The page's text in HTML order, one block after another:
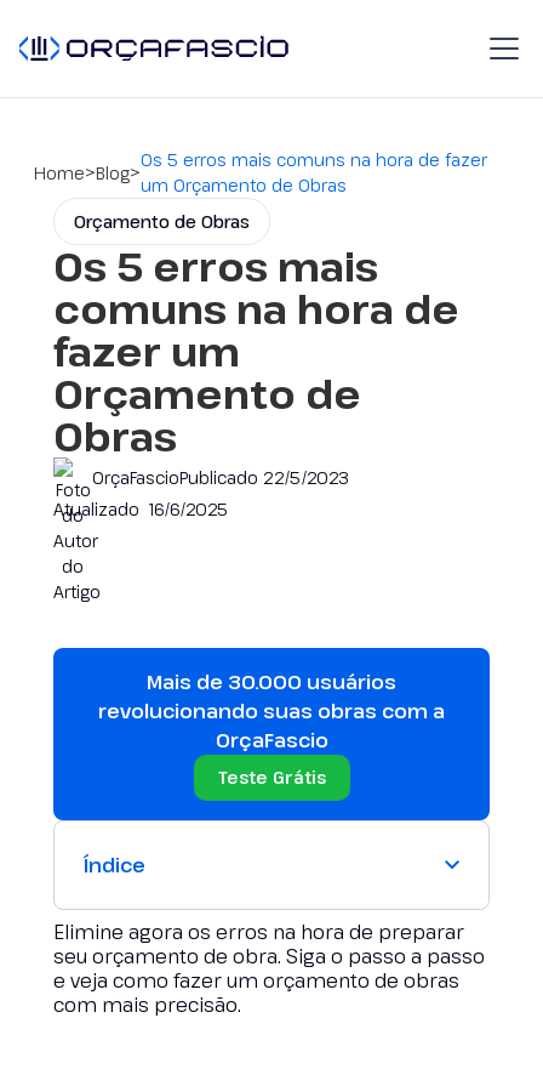
Home>Blog>Os 5 erros mais comuns na hora de fazer
um Orçamento de Obras
Orçamento de Obras
Os 5 erros mais
comuns na hora de
fazer um
Orçamento de
Obras
OrçaFascioPublicado 22/5/2023
Atualizado16/6/2025
Mais de 30.000 usuários
revolucionando suas obras com a
OrçaFascio
Teste Grátis
Índice
Elimine agora os erros na hora de preparar
seu orçamento de obra. Siga o passo a passo
e veja como fazer um orçamento de obras
com mais precisão.